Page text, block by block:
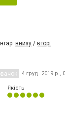
внизу / вгорі
4 груд. 2019 р.,
Якість